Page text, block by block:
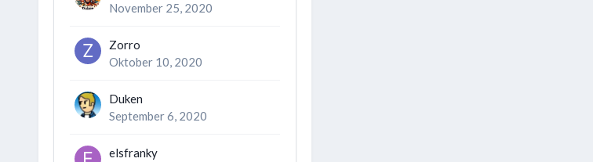
November 25, 2020
Zorro
Oktober 10, 2020
Duken
September 6, 2020
elsfranky